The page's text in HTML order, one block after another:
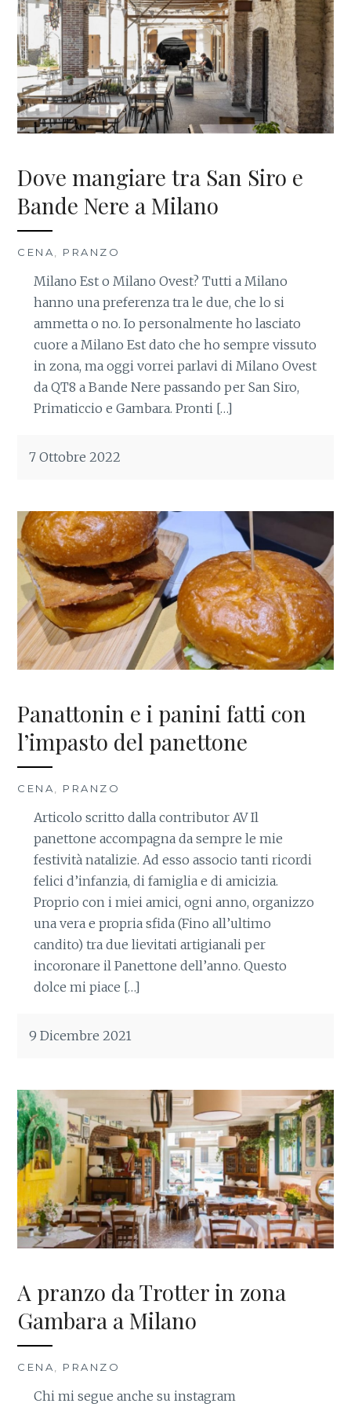
Dove mangiare tra San Siro e
Bande Nere a Milano
CENA PRANZO
Milano Est o Milano Ovest? Tutti a Milano
hanno una preferenza tra le due, che lo si
ammetta o no. Io personalmente ho lasciato
cuore a Milano Est dato che ho sempre vissuto
in zona, ma oggi vorrei parlavi di Milano Ovest
da QT8 a Bande Nere passando per San Siro,
Primaticcio e Gambara. Pronti […]
7 Ottobre 2022
Panattonin e i panini fatti con
l’impasto del panettone
CENA PRANZO
Articolo scritto dalla contributor AV Il
panettone accompagna da sempre le mie
festività natalizie. Ad esso associo tanti ricordi
felici d’infanzia, di famiglia e di amicizia.
Proprio con i miei amici, ogni anno, organizzo
una vera e propria sfida (Fino all’ultimo
candito) tra due lievitati artigianali per
incoronare il Panettone dell’anno. Questo
dolce mi piace […]
9 Dicembre 2021
A pranzo da Trotter in zona
Gambara a Milano
CENA PRANZO
Chi mi segue anche su instagram